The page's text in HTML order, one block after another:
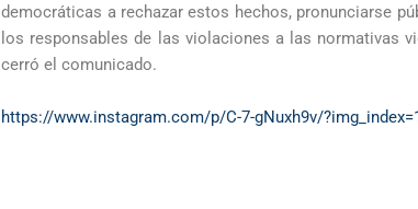
democráticas a rechazar estos hechos, pronunciarse
los responsables de las violaciones a las normativas
cerró el comunicado.
https://www.instagram.com/p/C-7-gNuxh9v/